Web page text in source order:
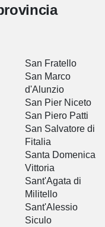
San Fratello
San Marco
d'Alunzio
San Pier Niceto
San Piero Patti
San Salvatore di
Fitalia
Santa Domenica
Vittoria
Sant'Agata di
Militello
Sant'Alessio
Siculo